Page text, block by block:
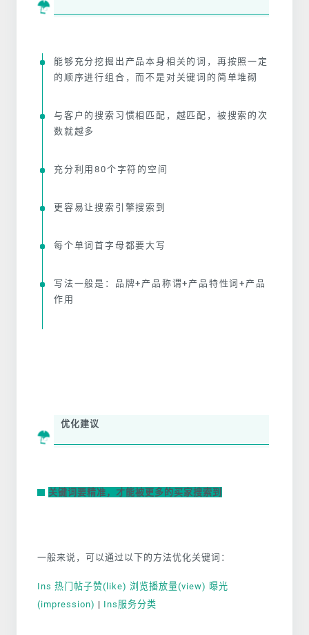
能够充分挖掘出产品本身相关的词，再按照一定
的顺序进行组合，而不是对关键词的简单堆砌
与客户的搜索习惯相匹配，越匹配，被搜索的次
数就越多
充分利用80个字符的空间
更容易让搜索引擎搜索到
每个单词首字母都要大写
写法一般是：品牌+产品称谓+产品特性词+产品
作用
优化建议
关键词要精准，才能被更多的买家搜索到
一般来说，可以通过以下的方法优化关键词：
Ins 热门帖子赞(like) 浏览播放量(view) 曝光
(impression) | Ins服务分类